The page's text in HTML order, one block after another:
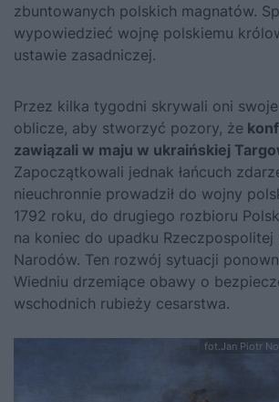
zbuntowanych polskich magnatów.
wypowiedzieć wojnę polskiemu
ustawie zasadniczej.
Przez kilka tygodni skrywali oni
oblicze, aby stworzyć pozory, że
zawiązali w maju w ukraińskiej
Zapoczątkowali jednak łańcuch
nieuchronnie prowadził do wojny
1792 roku, do drugiego rozbioru
na koniec do upadku Rzeczpospolitej
Narodów. Ten rozwój sytuacji
Wiedniu drzemiące obawy o
wschodnich rubieży cesarstwa.
fot.Jan Piotr